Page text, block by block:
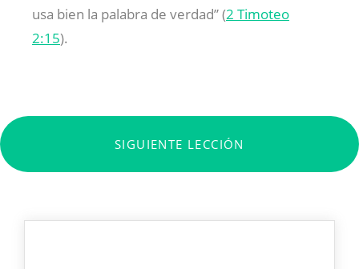
usa bien la palabra de verdad” (2 Timoteo
2:15).
SIGUIENTE LECCIÓN